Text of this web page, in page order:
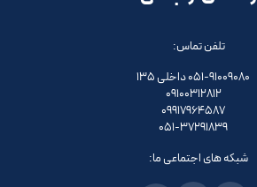
تلفن تماس:
051-91009080 داخلی 135
09100312812
09917964587
051-37291839
شبکه های اجتماعی ما: